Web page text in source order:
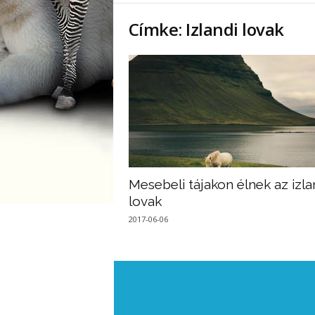
Címke: Izlandi lovak
Mesebeli tájakon élnek az
lovak
2017-06-06